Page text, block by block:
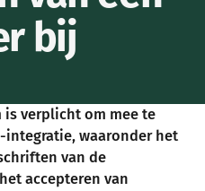
bij
is verplicht om mee te
integratie, waaronder het
van de
accepteren van